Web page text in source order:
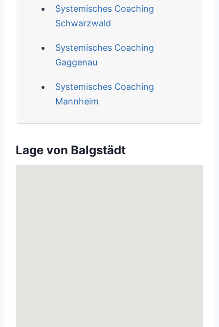
Systemisches Coaching
Schwarzwald
Systemisches Coaching
Gaggenau
Systemisches Coaching
Mannheim
Lage von Balgstädt